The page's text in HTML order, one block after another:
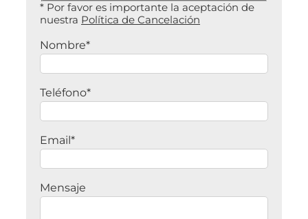
* Por favor es importante la aceptación de
nuestra Política de Cancelación
Nombre*
Teléfono*
Email*
Mensaje